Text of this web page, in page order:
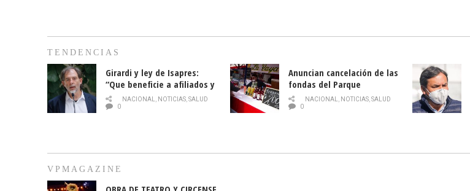
TENDENCIAS
Girardi y ley de Isapres:
“Que beneficie a afiliados y
no legalice el abuso”
NACIONAL NOTICIAS SALUD
0
Anuncian cancelación de las
fondas del Parque
O’Higgins debido al
coronavirus
NACIONAL NOTICIAS, SALUD
0
VPMAGAZINE